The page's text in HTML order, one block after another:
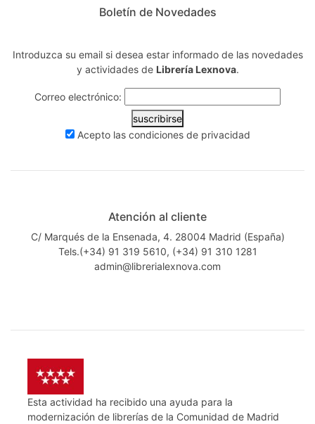
Boletín de Novedades
Introduzca su email si desea estar informado de las novedades
y actividades de Librería Lexnova.
Correo electrónico:
suscribirse
Acepto las condiciones de privacidad
Atención al cliente
C/ Marqués de la Ensenada, 4. 28004 Madrid (España)
Tels.(+34) 91 319 5610, (+34) 91 310 1281
admin@librerialexnova.com
Esta actividad ha recibido una ayuda para la
modernización de librerías de la Comunidad de Madrid